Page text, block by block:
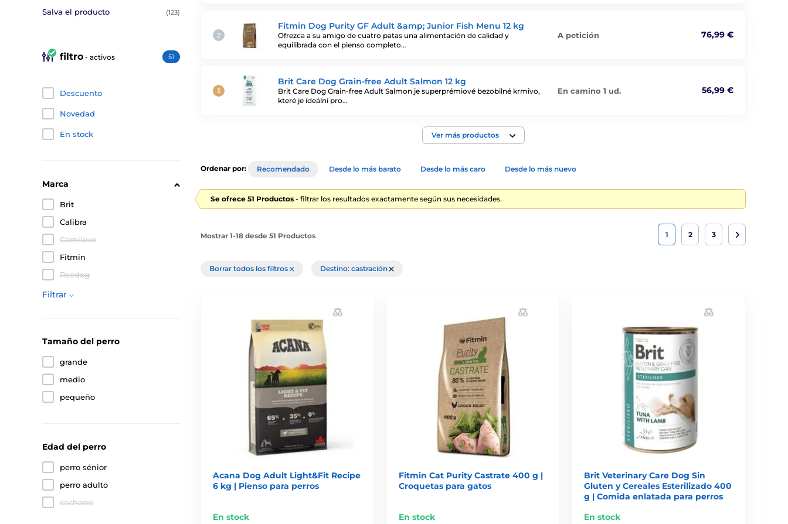
Fitmin Dog Purity GF Adult &amp; Junior Fish Menu 12 kg
Ofrezca a su amigo de cuatro patas una alimentación de calidad y
equilibrada con el pienso completo…
A petición 76,99 €
Brit Care Dog Grain-free Adult Salmon 12 kg
Brit Care Dog Grain-free Adult Salmon je superprémiové bezobilné krmivo,
které je ideální pro…
En camino 1 ud. 56,99 €
Ver más productos
Salva el producto (123)
filtro - activos 51
Descuento
Novedad
En stock
Marca
Brit
Calibra
Carnilove
Fitmin
Reedog
Filtrar
Tamaño del perro
grande
medio
pequeño
Edad del perro
perro sénior
perro adulto
cachorro
Ordenar por: Recomendado Desde lo más barato Desde lo más caro Desde lo más nuevo
Se ofrece 51 Productos - filtrar los resultados exactamente según sus necesidades.
Mostrar 1-18 desde 51 Productos 1 2 3
Borrar todos los filtros Destino: castración
Acana Dog Adult Light&Fit Recipe
6 kg | Pienso para perros
En stock
Fitmin Cat Purity Castrate 400 g |
Croquetas para gatos
En stock
Brit Veterinary Care Dog Sin
Gluten y Cereales Esterilizado 400
g | Comida enlatada para perros
En stock